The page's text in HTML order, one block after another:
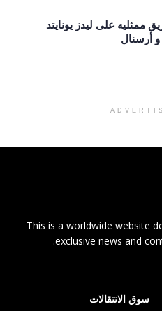
ممثليه على ليدز يونايتد
و أرسنال
This is a worldwide website
exclusive news and
سوق الانتقالات